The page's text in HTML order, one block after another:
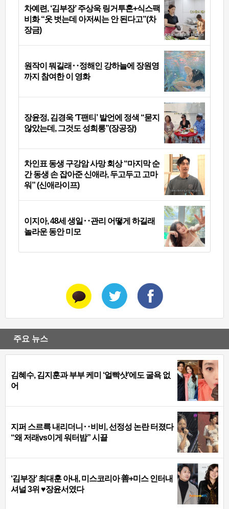
차예련, ‘김부장’ 주상욱 링거투혼+식스팩
비화 “옷 벗는데 아저씨는 안 된다고”(차
장금)
원작이 뭐길래‥정해인 강하늘에 장원영
까지 참여한 이 영화
장윤정, 김경욱 ‘T팬티’ 발언에 정색 “묻지
않았는데, 그것도 성희롱”(장공장)
차인표 동생 구강암 사망 회상 “마지막 순
간 동생 손 잡아준 신애라, 두고두고 고마
워” (신애라이프)
이지아, 48세 생일‥관리 어떻게 하길래
놀라운 동안 미모
주요 뉴스
김혜수, 김지훈과 부부 케미 ‘얼빡샷’에도 굴욕 없
어
지퍼 스르륵 내리더니‥비비, 선정성 논란 터졌다
“왜 저래vs이게 워터밤” 시끌
‘김부장’ 최대훈 아내, 미스코리아 善+미스 인터내
셔널 3위 ♥장윤서였다